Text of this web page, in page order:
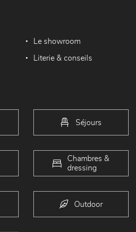
Le showroom
Literie & conseils
Séjours
Chambres &
dressing
Outdoor